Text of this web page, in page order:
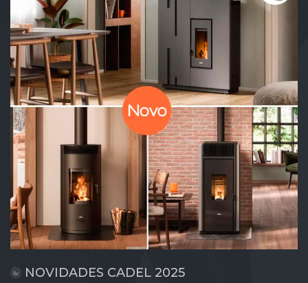
NOVIDADES CADEL 2025